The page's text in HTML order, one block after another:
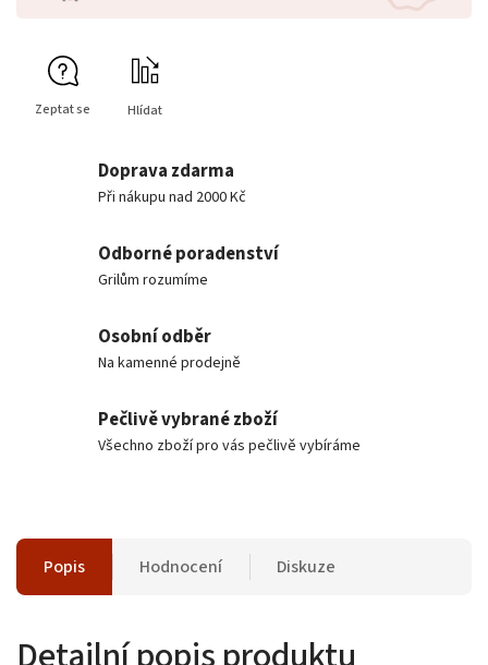
Zeptat se Hlídat
Doprava zdarma
Při nákupu nad 2000 Kč
Odborné poradenství
Grilům rozumíme
Osobní odběr
Na kamenné prodejně
Pečlivě vybrané zboží
Všechno zboží pro vás pečlivě vybíráme
Popis Hodnocení Diskuze